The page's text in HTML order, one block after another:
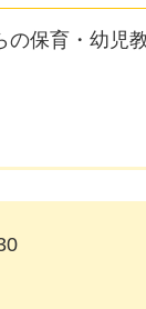
の保育・幼児